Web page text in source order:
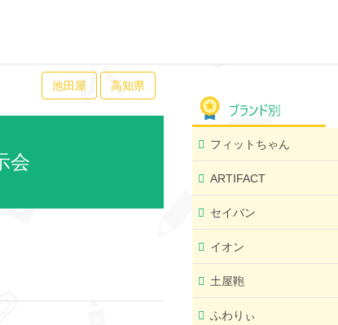
池田屋 高知県
会
フィットちゃん
ARTIFACT
セイバン
イオン
土屋鞄
ふわりぃ